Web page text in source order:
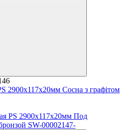
2900х117х20мм Сосна з графітом